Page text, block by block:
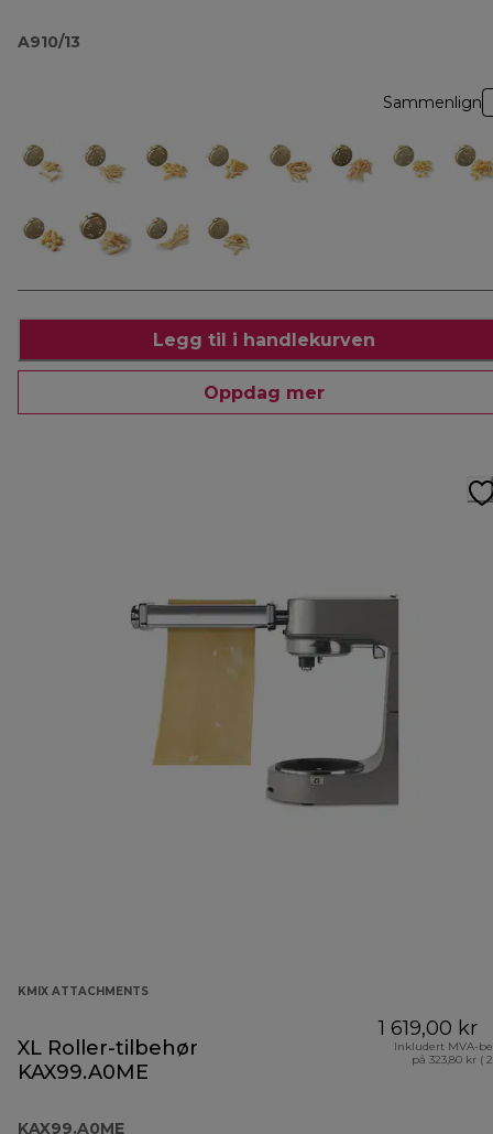
A910/13
Sammenlign
Legg til i handlekurven
Oppdag mer
KMIX ATTACHMENTS
XL Roller-tilbehør
KAX99.A0ME
KAX99.A0ME
1 619,00 kr
Inkludert MVA-
på 323,80 kr (